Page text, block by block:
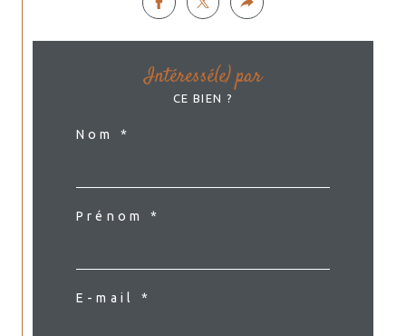
Intéressé(e) par
CE BIEN ?
Nom *
Prénom *
E-mail *